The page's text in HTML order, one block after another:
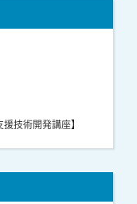
技術開発講座】